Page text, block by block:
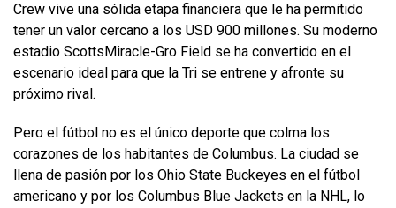
Crew vive una sólida etapa financiera que le ha permitido
tener un valor cercano a los USD 900 millones. Su moderno
estadio ScottsMiracle-Gro Field se ha convertido en el
escenario ideal para que la Tri se entrene y afronte su
próximo rival.
Pero el fútbol no es el único deporte que colma los
corazones de los habitantes de Columbus. La ciudad se
llena de pasión por los Ohio State Buckeyes en el fútbol
americano y por los Columbus Blue Jackets en la NHL, lo